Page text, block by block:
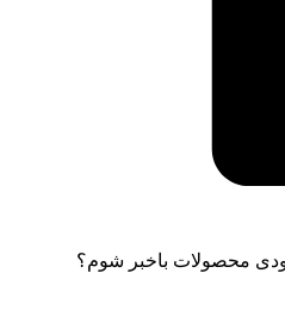
محصولات باخبر شوم؟